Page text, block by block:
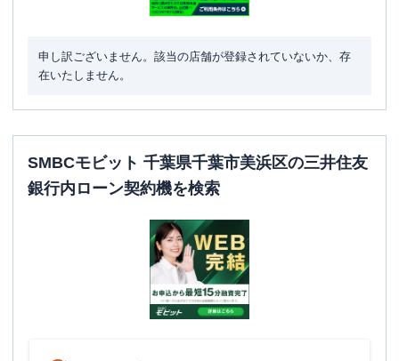
申し訳ございません。該当の店舗が登録されていないか、存
在いたしません。
SMBCモビット 千葉県千葉市美浜区の三井住友
銀行内ローン契約機を検索